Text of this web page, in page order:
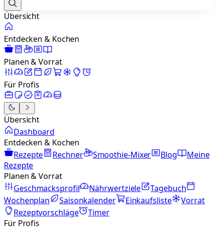
Übersicht
Entdecken & Kochen
Planen & Vorrat
Für Profis
Übersicht
Dashboard
Entdecken & Kochen
Rezepte
Rechner Smoothie-Mixer Blog
Meine
Rezepte
Planen & Vorrat
Geschmacksprofil
Nährwertziele
Tagebuch
Wochenplan
Saisonkalender Einkaufsliste
Vorrat
Rezeptvorschläge
Timer
Für Profis